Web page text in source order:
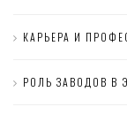
КАРЬЕРА И
РОЛЬ ЗАВОДОВ В